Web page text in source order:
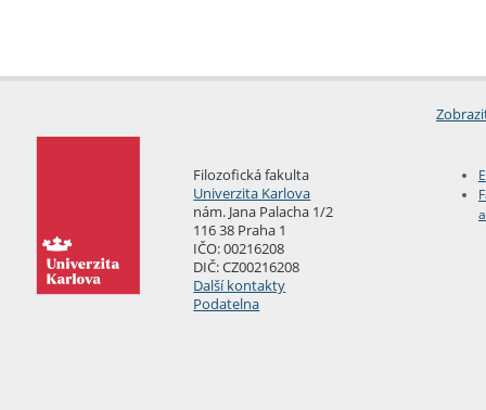
Filozofická fakulta
Univerzita Karlova
nám. Jana Palacha 1/2
116 38 Praha 1
IČO: 00216208
DIČ: CZ00216208
Další kontakty
Podatelna